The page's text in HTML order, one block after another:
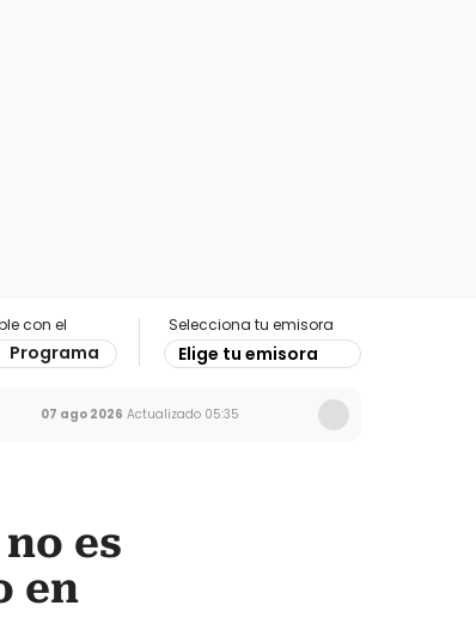
con el
Programa
Selecciona tu emisora
Elige tu emisora
07 ago 2026 Actualizado 05:35
es
en